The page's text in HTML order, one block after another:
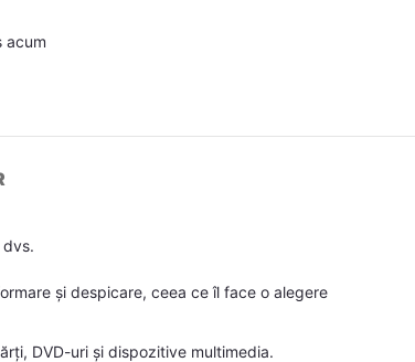
acum
și despicare, ceea ce îl face o alegere
DVD-uri și dispozitive multimedia.